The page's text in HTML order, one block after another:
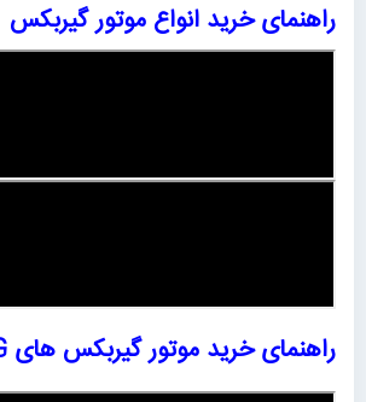
راهنمای خرید انواع موتور گیربکس
راهنمای خرید موتور گیربکس های SPG